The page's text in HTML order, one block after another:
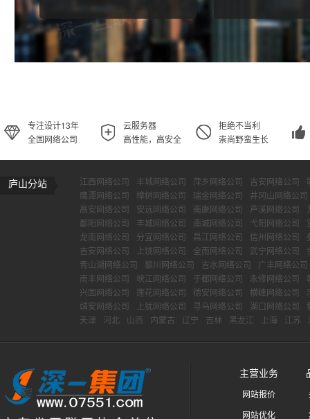
专注设计13年
全国网络公司
云服务器
高性能，高安全
拒绝不当利
崇尚野蛮生长
庐山分站 江西网络公司 丰城网络公司 萍乡网络公司 吉安网络公司
鹰潭网络公司
樟树网络公司 瑞金网络公司
井冈山网络公司
高安网络公司
安远网络公司 南康网络公司 芦溪网络公司
鄱阳网络公司
丰城网络公司 南城网络公司 弋阳网络公司
龙南网络公司
分宜网络公司 昌江网络公司 信州网络公司
吉安网络公司
上饶网络公司 全南网络公司 武宁网络公司
青山湖网络公司
黎川网络公司 吉水网络公司
广丰网络公司
南丰网络公司
峡江网络公司 于都网络公司 永修网络公司
兴国网络公司
莲花网络公司 德安网络公司 横峰网络公司
靖安网络公司
上犹网络公司 寻乌网络公司 湖口网络公司
天津
河北 山西 内蒙古 辽宁 吉林 黑龙江 上海 江苏
主营业务
网站报价
网站优化